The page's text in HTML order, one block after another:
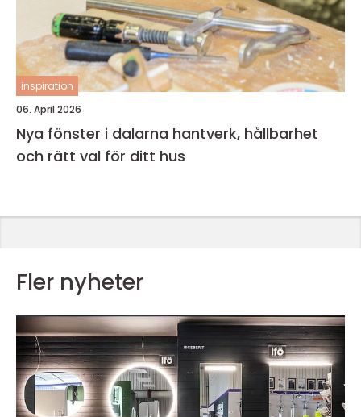
inspiration
06. April 2026
Nya fönster i dalarna hantverk, hållbarhet
och rätt val för ditt hus
Fler nyheter